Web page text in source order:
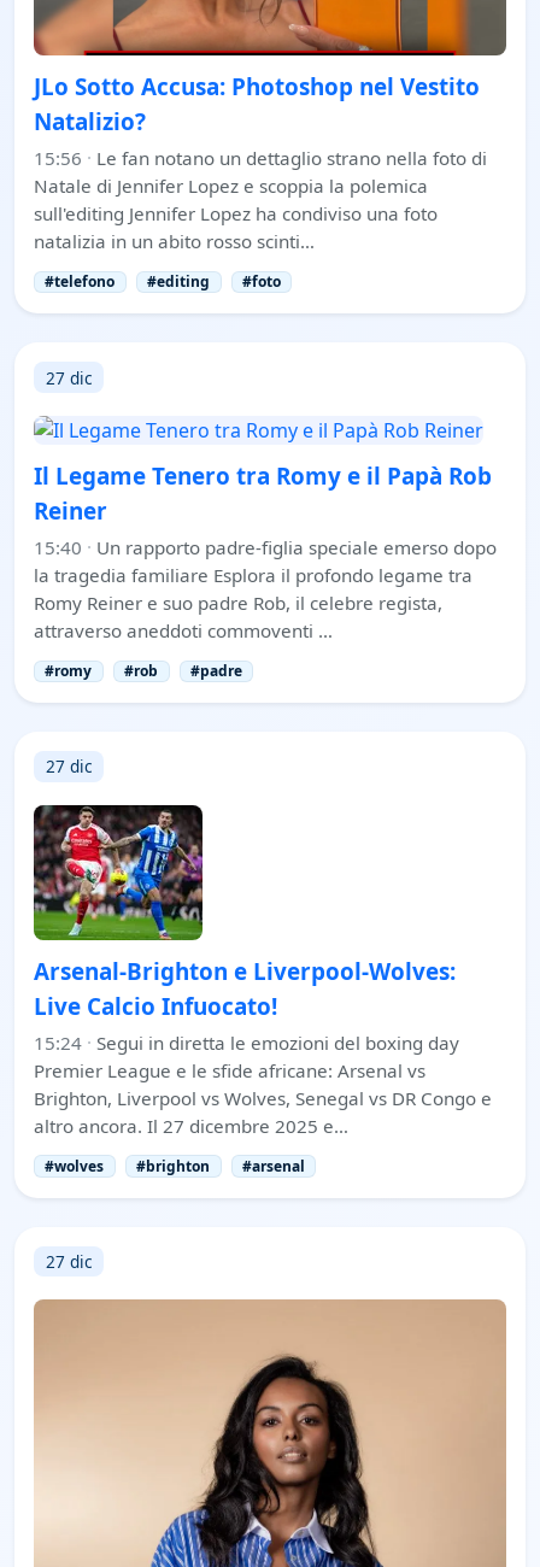
JLo Sotto Accusa: Photoshop nel Vestito
Natalizio?
15:56 · Le fan notano un dettaglio strano nella foto di
Natale di Jennifer Lopez e scoppia la polemica
sull'editing Jennifer Lopez ha condiviso una foto
natalizia in un abito rosso scinti…
#telefono #editing #foto
27 dic
Il Legame Tenero tra Romy e il Papà Rob
Reiner
15:40 · Un rapporto padre-figlia speciale emerso dopo
la tragedia familiare Esplora il profondo legame tra
Romy Reiner e suo padre Rob, il celebre regista,
attraverso aneddoti commoventi …
#romy #rob #padre
27 dic
Arsenal-Brighton e Liverpool-Wolves:
Live Calcio Infuocato!
15:24 · Segui in diretta le emozioni del boxing day
Premier League e le sfide africane: Arsenal vs
Brighton, Liverpool vs Wolves, Senegal vs DR Congo e
altro ancora. Il 27 dicembre 2025 e…
#wolves #brighton #arsenal
27 dic